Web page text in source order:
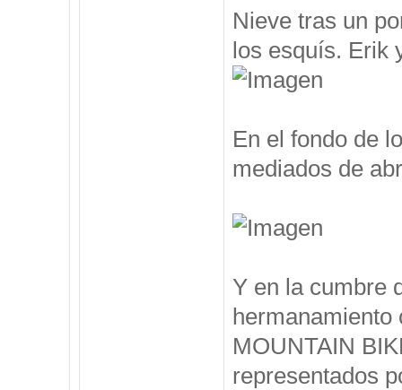
Nieve tras un
los esquís. Erik
En el fondo de
mediados de
Y en la cumbre
hermanamiento
MOUNTAIN
representados